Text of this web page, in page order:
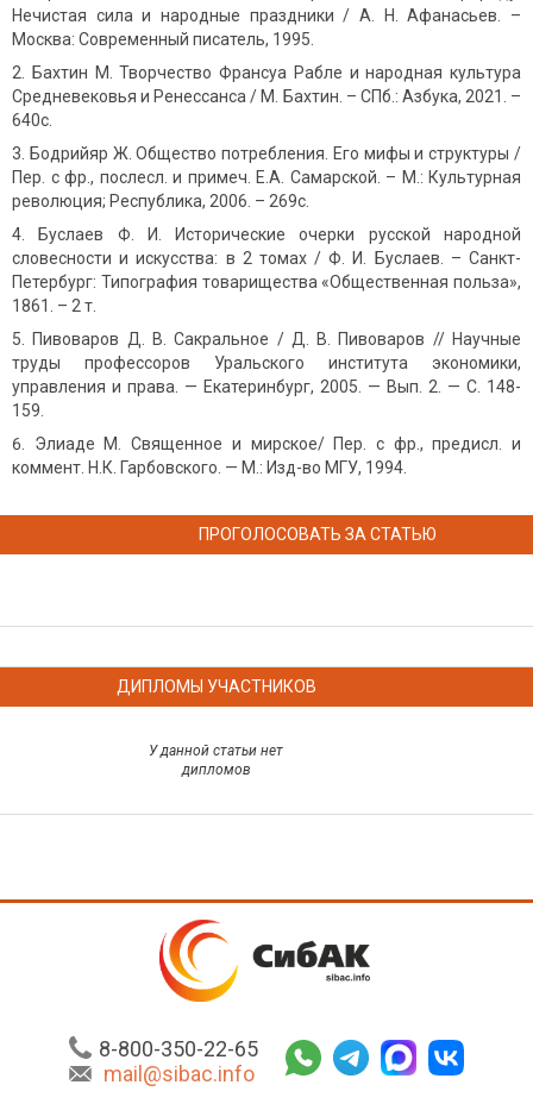
Нечистая сила и народные праздники / А. Н. Афанасьев. –
Москва: Современный писатель, 1995.
Бахтин М. Творчество Франсуа Рабле и народная культура
Средневековья и Ренессанса / М. Бахтин. – СПб.: Азбука, 2021. –
640с.
Бодрийяр Ж. Общество потребления. Его мифы и структуры /
Пер. с фр., послесл. и примеч. Е.А. Самарской. – М.: Культурная
революция; Республика, 2006. – 269с.
Буслаев Ф. И. Исторические очерки русской народной
словесности и искусства: в 2 томах / Ф. И. Буслаев. – Санкт-
Петербург: Типография товарищества «Общественная польза»,
1861. – 2 т.
Пивоваров Д. В. Сакральное / Д. В. Пивоваров // Научные
труды профессоров Уральского института экономики,
управления и права. — Екатеринбург, 2005. — Вып. 2. — С. 148-
159.
Элиаде М. Священное и мирское/ Пер. с фр., предисл. и
коммент. Н.К. Гарбовского. — М.: Изд-во МГУ, 1994.
ПРОГОЛОСОВАТЬ ЗА СТАТЬЮ
ДИПЛОМЫ УЧАСТНИКОВ
У данной статьи нет
дипломов
8-800-350-22-65
mail@sibac.info